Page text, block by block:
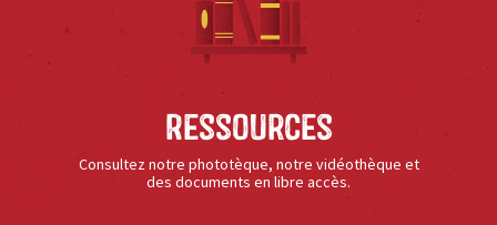
Ressources
Consultez notre phototèque, notre vidéothèque et
des documents en libre accès.